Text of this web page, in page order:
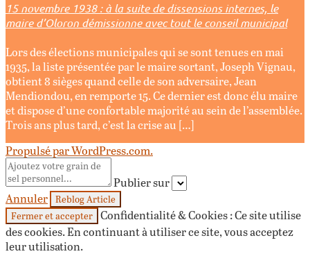
15 novembre 1938 : à la suite de dissensions internes, le
maire d’Oloron démissionne avec tout le conseil municipal
Lors des élections municipales qui se sont tenues en mai
1935, la liste présentée par le maire sortant, Joseph Vignau,
obtient 8 sièges quand celle de son adversaire, Jean
Mendiondou, en remporte 15. Ce dernier est donc élu maire
et dispose d’une confortable majorité au sein de l’assemblée.
Trois ans plus tard, c’est la crise au […]
Propulsé par WordPress.com.
Publier sur
Annuler
Confidentialité & Cookies : Ce site utilise
des cookies. En continuant à utiliser ce site, vous acceptez
leur utilisation.